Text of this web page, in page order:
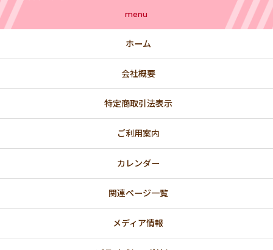
menu
ホーム
会社概要
特定商取引法表示
ご利用案内
カレンダー
関連ページ一覧
メディア情報